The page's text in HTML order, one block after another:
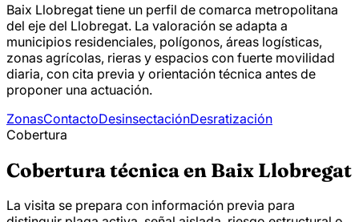
Baix Llobregat tiene un perfil de comarca metropolitana
del eje del Llobregat. La valoración se adapta a
municipios residenciales, polígonos, áreas logísticas,
zonas agrícolas, rieras y espacios con fuerte movilidad
diaria, con cita previa y orientación técnica antes de
proponer una actuación.
ZonasContactoDesinsectaciónDesratización
Cobertura
Cobertura técnica en Baix Llobregat
La visita se prepara con información previa para